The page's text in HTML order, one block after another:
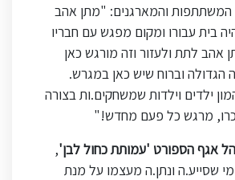
והמארגנים: "מתן אהב
בית עבורו ומקום מפגש עם חבריו
אהב לתת ולעזור וזה מורגש כאן
הגדולה וברוח שיש כאן במגרש.
ילדים וילדות שמשחקים.ות בצורה
מרגש כל פעם מחדש!"
אגף הספורט 'עמותת כחול לבן',
שסייע.ה ונתן.ה מעצמו על מנת